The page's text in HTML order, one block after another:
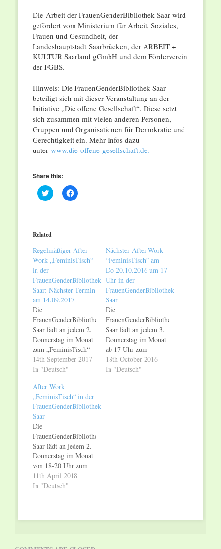
Die Arbeit der FrauenGenderBibliothek Saar wird
gefördert vom Ministerium für Arbeit, Soziales,
Frauen und Gesundheit, der
Landeshauptstadt Saarbrücken, der ARBEIT +
KULTUR Saarland gGmbH und dem Förderverein
der FGBS.
Hinweis: Die FrauenGenderBibliothek Saar
beteiligt sich mit dieser Veranstaltung an der
Initiative „Die offene Gesellschaft“. Diese setzt
sich zusammen mit vielen anderen Personen,
Gruppen und Organisationen für Demokratie und
Gerechtigkeit ein. Mehr Infos dazu
unter www.die-offene-gesellschaft.de.
Share this:
Click
to
(Opens
in
new
Click
to
Related
Regelmäßiger After
Work „FeminisTisch“
in der
FrauenGenderBibliothek
Saar: Nächster Termin
am 14.09.2017
Die
FrauenGenderBibliothek
Saar lädt an jedem 2.
Donnerstag im Monat
zum „FeminisTisch“
ein. Ab sofort zu einer
neuen Uhrzeit: von 18
diesem regelmäßigen
offenen Treffen kann
in geselliger
Atmosphäre über
Themen aus den
Bereichen Feminismus
und Gender diskutiert
werden. Der After
Work „FeminisTisch“
ist für Menschen…
14th September 2017
In "Deutsch"
Nächster After-Work
“FeminisTisch” am
Do 20.10.2016 um 17
Uhr in der
FrauenGenderBibliothek
Saar
Die
FrauenGenderBibliothek
Saar lädt an jedem 3.
Donnerstag im Monat
ab 17 Uhr zum
„FeminisTisch“ ein.
Bei diesem
18th October 2016
In "Deutsch"
After Work
„FeminisTisch“ in der
FrauenGenderBibliothek
Saar
Die
FrauenGenderBibliothek
Saar lädt an jedem 2.
Donnerstag im Monat
von 18-20 Uhr zum
„FeminisTisch“ ein.
Bei diesem
und Gender diskutiert
11th April 2018
In "Deutsch"